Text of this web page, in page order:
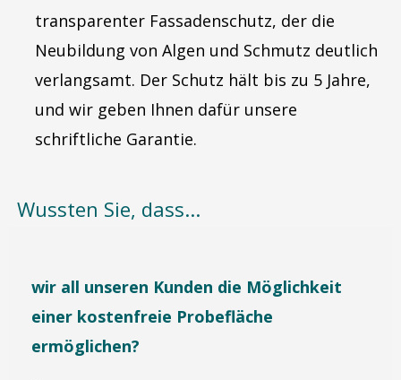
transparenter Fassadenschutz, der die
Neubildung von Algen und Schmutz deutlich
verlangsamt. Der Schutz hält bis zu 5 Jahre,
und wir geben Ihnen dafür unsere
schriftliche Garantie.
Wussten Sie, dass...
wir all unseren Kunden die Möglichkeit
einer kostenfreie Probefläche
ermöglichen?